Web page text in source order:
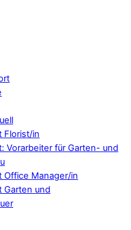
Florist/in
Vorarbeiter für Garten- und
Office Manager/in
Garten und